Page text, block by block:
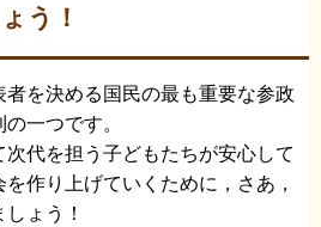
う！
を決める国民の最も重要な参政
一つです。
代を担う子どもたちが安心して
作り上げていくために，さあ，
ょう！